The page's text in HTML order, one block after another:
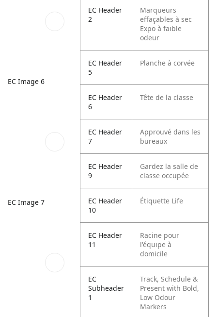
EC Image 6
EC Image 7
EC Header
2
Marqueurs
effaçables à sec
Expo à faible
odeur
EC Header
5
Planche à corvée
EC Header
6
Tête de la classe
EC Header
7
Approuvé dans les
bureaux
EC Header
9
Gardez la salle de
classe occupée
EC Header
10
Étiquette Life
EC Header
11
Racine pour
l'équipe à
domicile
EC
Subheader
1
Track, Schedule &
Present with Bold,
Low Odour
Markers